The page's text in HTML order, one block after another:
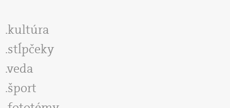
kultúra
stĺpčeky
veda
šport